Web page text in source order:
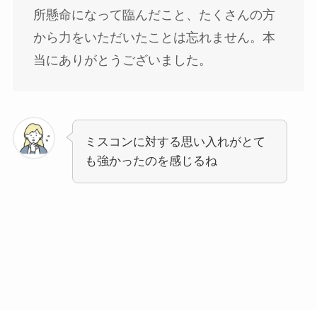
所懸命になって臨んだこと、たくさんの方
から力をいただいたことは忘れません。本
当にありがとうございました。
ミスコンに対する思い入れがとて
も強かったのを感じるね